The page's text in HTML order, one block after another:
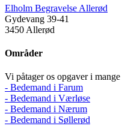
Elholm Begravelse Allerød
Gydevang 39-41
3450 Allerød
Områder
Vi påtager os opgaver i
- Bedemand i Farum
- Bedemand i Værløse
- Bedemand i Nærum
- Bedemand i Søllerød